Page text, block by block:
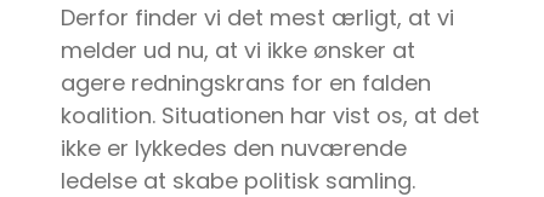
Derfor finder vi det mest ærligt, at vi
melder ud nu, at vi ikke ønsker at
agere redningskrans for en falden
koalition. Situationen har vist os, at det
ikke er lykkedes den nuværende
ledelse at skabe politisk samling.